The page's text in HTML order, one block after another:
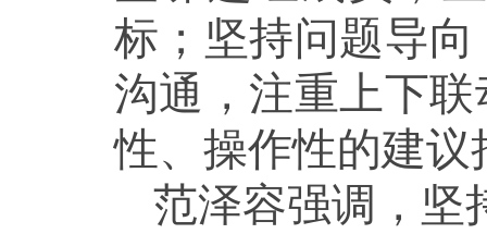
标；坚持问题导
沟通，注重上下
性、操作性的建
范泽容强调，坚